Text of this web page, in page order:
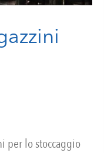
per lo stoccaggio